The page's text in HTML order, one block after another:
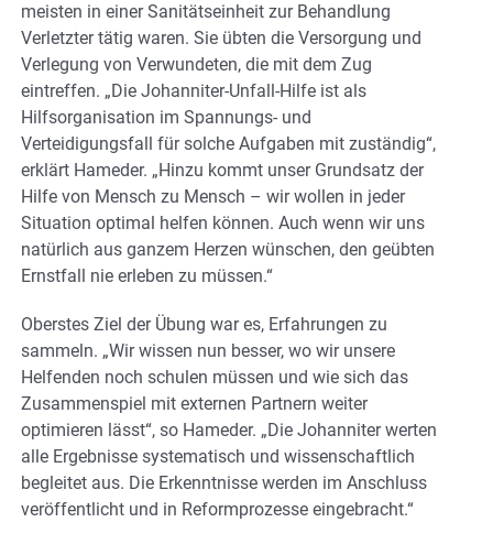
meisten in einer Sanitätseinheit zur Behandlung
Verletzter tätig waren. Sie übten die Versorgung und
Verlegung von Verwundeten, die mit dem Zug
eintreffen. „Die Johanniter-Unfall-Hilfe ist als
Hilfsorganisation im Spannungs- und
Verteidigungsfall für solche Aufgaben mit zuständig“,
erklärt Hameder. „Hinzu kommt unser Grundsatz der
Hilfe von Mensch zu Mensch – wir wollen in jeder
Situation optimal helfen können. Auch wenn wir uns
natürlich aus ganzem Herzen wünschen, den geübten
Ernstfall nie erleben zu müssen.“
Oberstes Ziel der Übung war es, Erfahrungen zu
sammeln. „Wir wissen nun besser, wo wir unsere
Helfenden noch schulen müssen und wie sich das
Zusammenspiel mit externen Partnern weiter
optimieren lässt“, so Hameder. „Die Johanniter werten
alle Ergebnisse systematisch und wissenschaftlich
begleitet aus. Die Erkenntnisse werden im Anschluss
veröffentlicht und in Reformprozesse eingebracht.“